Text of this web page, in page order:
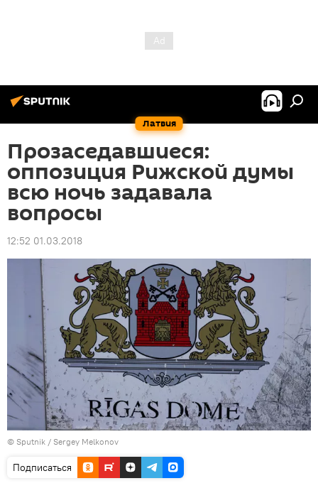
Латвия
Прозаседавшиеся:
оппозиция Рижской думы
всю ночь задавала
вопросы
12:52 01.03.2018
© Sputnik / Sergey Melkonov
Подписаться